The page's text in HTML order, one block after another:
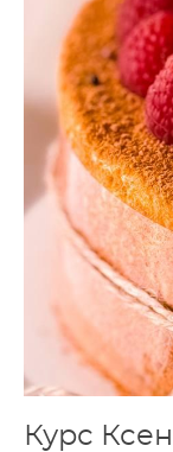
Курс